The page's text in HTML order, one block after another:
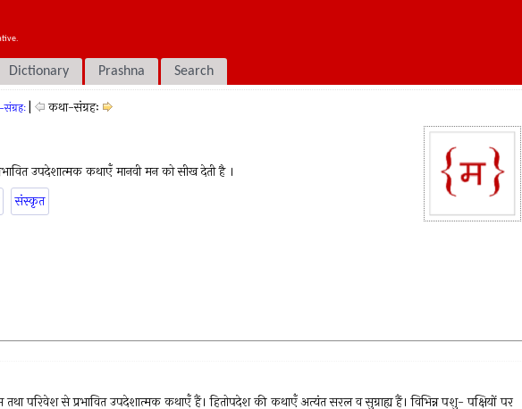
Dictionary Prashna Search
कथा-संग्रहः
उपदेशात्मक कथाएँ मानवी मन को सीख देती है ।
संस्कृत
तथा परिवेश से प्रभावित उपदेशात्मक कथाएँ हैं। हितोपदेश की कथाएँ अत्यंत सरल व सुग्राह्य हैं। विभिन्न पशु- पक्षियों पर